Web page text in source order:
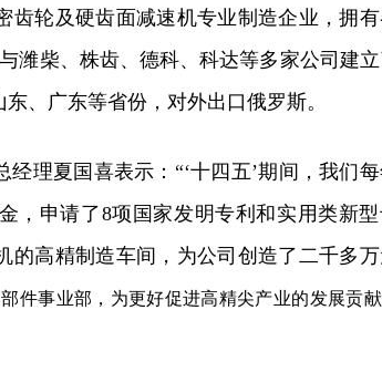
齿轮及硬齿面减速机专业制造企业，拥
潍柴、株齿、德科、科达等多家公司建
、广东等省份，对外出口俄罗斯。
理夏国喜表示：“‘十四五’期间，我们
，申请了8项国家发明专利和实用类新
的高精制造车间，为公司创造了二千多
件事业部，为更好促进高精尖产业的发展贡